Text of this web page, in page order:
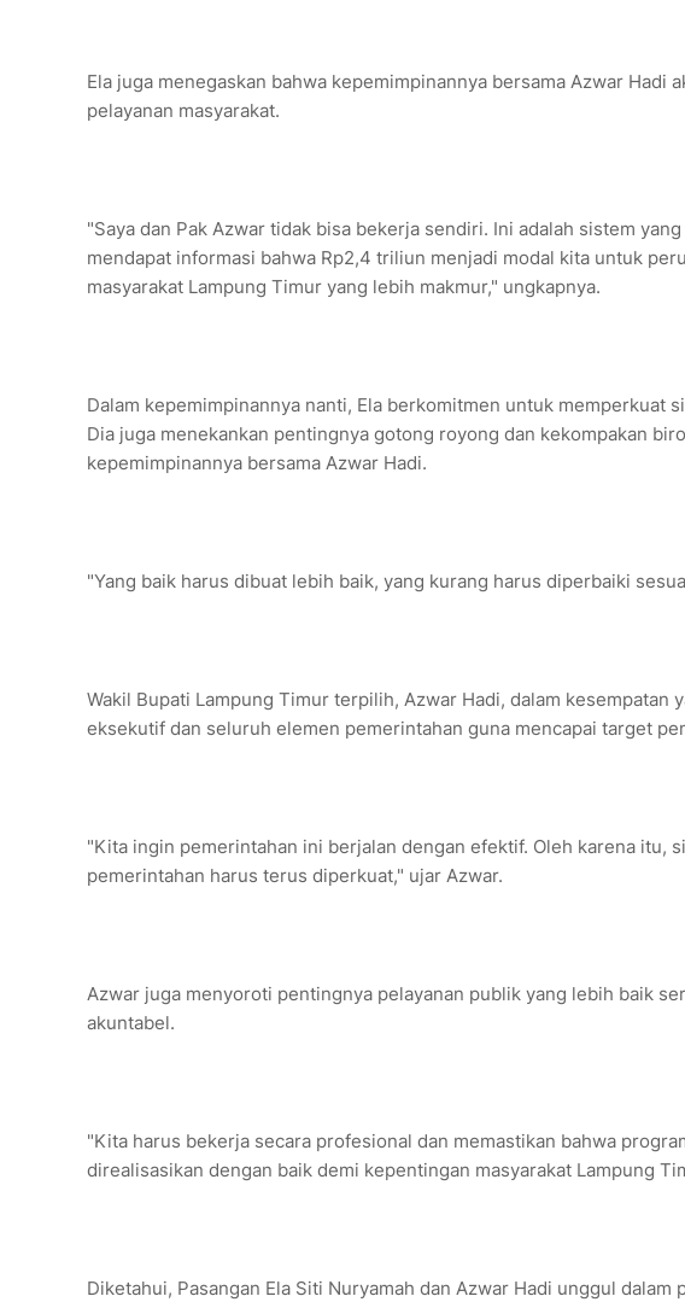
Ela juga menegaskan bahwa kepemimpinannya bersama Azwar Hadi
pelayanan masyarakat.
"Saya dan Pak Azwar tidak bisa bekerja sendiri. Ini adalah sistem
mendapat informasi bahwa Rp2,4 triliun menjadi modal kita untuk
masyarakat Lampung Timur yang lebih makmur," ungkapnya.
Dalam kepemimpinannya nanti, Ela berkomitmen untuk memperkuat
Dia juga menekankan pentingnya gotong royong dan kekompakan
kepemimpinannya bersama Azwar Hadi.
"Yang baik harus dibuat lebih baik, yang kurang harus diperbaiki
Wakil Bupati Lampung Timur terpilih, Azwar Hadi, dalam kesempatan
eksekutif dan seluruh elemen pemerintahan guna mencapai target
"Kita ingin pemerintahan ini berjalan dengan efektif. Oleh karena itu,
pemerintahan harus terus diperkuat," ujar Azwar.
Azwar juga menyoroti pentingnya pelayanan publik yang lebih baik
akuntabel.
"Kita harus bekerja secara profesional dan memastikan bahwa
direalisasikan dengan baik demi kepentingan masyarakat Lampung
Diketahui, Pasangan Ela Siti Nuryamah dan Azwar Hadi unggul